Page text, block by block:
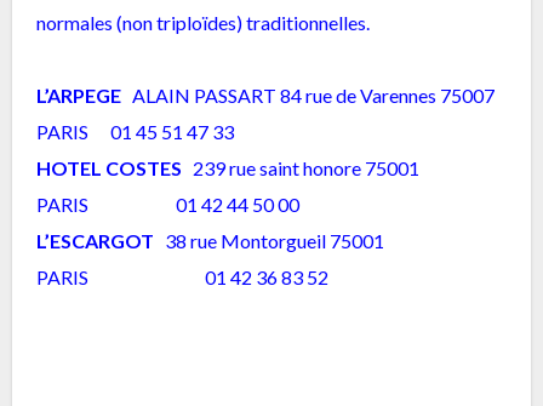
normales (non triploïdes) traditionnelles.
L’ARPEGEALAIN PASSART 84 rue de Varennes 75007
PARIS 01 45 51 47 33
HOTEL COSTES 239 rue saint honore 75001
PARIS 01 42 44 50 00
L’ESCARGOT 38 rue Montorgueil 75001
PARIS 01 42 36 83 52